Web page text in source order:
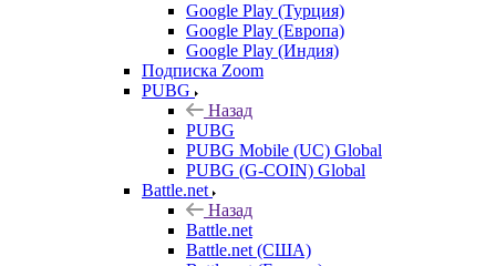
Google Play (Турция)
Google Play (Европа)
Google Play (Индия)
Подписка Zoom
PUBG
Назад
PUBG
PUBG Mobile (UC) Global
PUBG (G-COIN) Global
Battle.net
Назад
Battle.net
Battle.net (США)